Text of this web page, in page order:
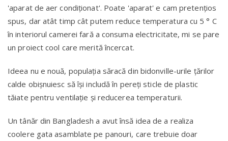
'aparat de aer condiționat'. Poate 'aparat' e cam pretențios
spus, dar atât timp cât putem reduce temperatura cu 5 ° C
în interiorul camerei fară a consuma electricitate, mi se pare
un proiect cool care merită încercat.
Ideea nu e nouă, populația săracă din bidonville-urile țărilor
calde obișnuiesc să își includă în pereți sticle de plastic
tăiate pentru ventilație și reducerea temperaturii.
Un tânăr din Bangladesh a avut însă idea de a realiza
coolere gata asamblate pe panouri, care trebuie doar